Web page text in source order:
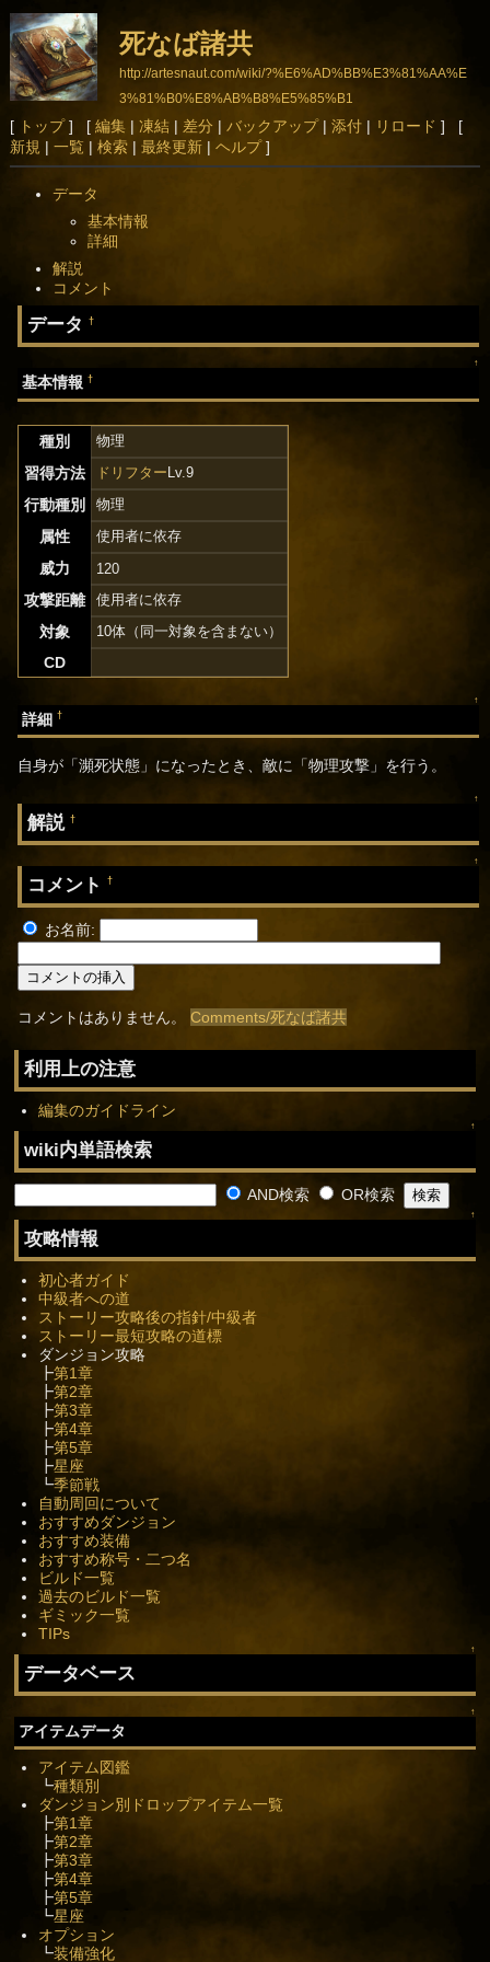
死なば諸共
http://artesnaut.com/wiki/?%E6%AD%BB%E3%81%AA%E
3%81%B0%E8%AB%B8%E5%85%B1
[ トップ] [ 編集| 凍結| 差分 | バックアップ| 添付| リロード ] [
新規 | 一覧 | 検索| 最終更新| ヘルプ]
データ
基本情報
詳細
解説
コメント
データ†
↑
基本情報†
種別 物理
習得方法 ドリフター Lv.9
行動種別 物理
属性 使用者に依存
威力 120
攻撃距離 使用者に依存
対象 10体（同一対象を含まない）
CD
↑
詳細†
自身が「瀕死状態」になったとき、敵に「物理攻撃」を行う。
↑
解説†
↑
コメント†
お名前:
コメントはありません。Comments/死なば諸共
利用上の注意
編集のガイドライン
↑
wiki内単語検索
AND検索 OR検索
↑
攻略情報
初心者ガイド
中級者への道
ストーリー攻略後の指針/中級者
ストーリー最短攻略の道標
ダンジョン攻略
┣第1章
┣第2章
┣第3章
┣第4章
┣第5章
┣星座
┗季節戦
自動周回について
おすすめダンジョン
おすすめ装備
おすすめ称号・二つ名
ビルド一覧
過去のビルド一覧
ギミック一覧
TIPs
↑
データベース
↑
アイテムデータ
アイテム図鑑
┗種類別
ダンジョン別ドロップアイテム一覧
┣第1章
┣第2章
┣第3章
┣第4章
┣第5章
┗星座
オプション
┗装備強化